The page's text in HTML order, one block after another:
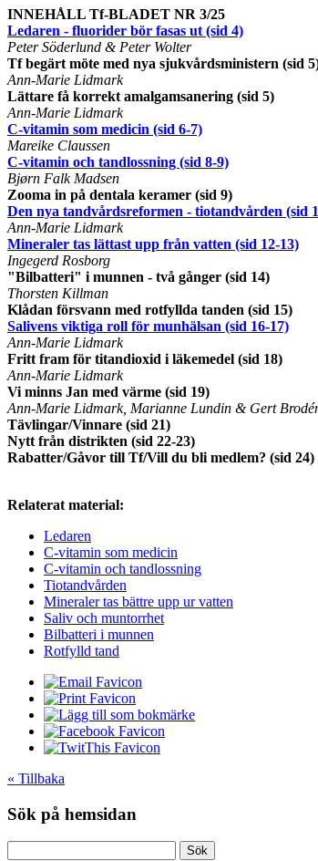
INNEHÅLL Tf-BLADET NR 3/25
Ledaren - fluorider bör fasas ut (sid 4)
Peter Söderlund & Peter Wolter
Tf begärt möte med nya sjukvårdsministern (sid
Ann-Marie Lidmark
Lättare få korrekt amalgamsanering (sid 5)
Ann-Marie Lidmark
C-vitamin som medicin (sid 6-7)
Mareike Claussen
C-vitamin och tandlossning (sid 8-9)
Bjørn Falk Madsen
Zooma in på dentala keramer (sid 9)
Den nya tandvårdsreformen - tiotandvården (sid
Ann-Marie Lidmark
Mineraler tas lättast upp från vatten (sid 12-13)
Ingegerd Rosborg
"Bilbatteri" i munnen - två gånger (sid 14)
Thorsten Killman
Klådan försvann med rotfyllda tanden (sid 15)
Salivens viktiga roll för munhälsan (sid 16-17)
Ann-Marie Lidmark
Fritt fram för titandioxid i läkemedel (sid 18)
Ann-Marie Lidmark
Vi minns Jan med värme (sid 19)
Ann-Marie Lidmark, Marianne Lundin & Gert
Tävlingar/Vinnare (sid 21)
Nytt från distrikten (sid 22-23)
Rabatter/Gåvor till Tf/Vill du bli medlem? (sid 24)
Relaterat material:
Ledaren
C-vitamin som medicin
C-vitamin och tandlossning
Tiotandvården
Mineraler tas bättre upp ur vatten
Saliv och muntorrhet
Bilbatteri i munnen
Rotfylld tand
« Tillbaka
Sök på hemsidan